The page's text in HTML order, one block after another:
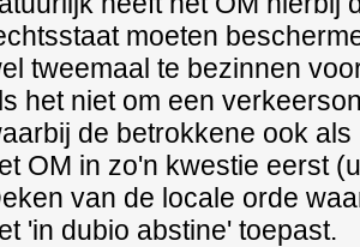
moeten
tweemaal te bezinnen
het niet om een
de betrokkene ook
OM in zo'n kwestie eerst
van de locale orde
'in dubio abstine' toepast.